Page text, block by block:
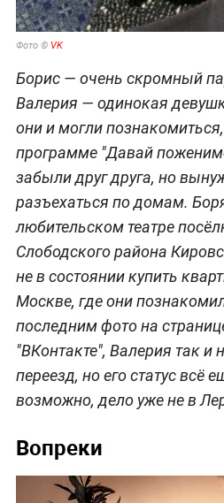
Фото © VK
Борис — очень скромный
Валерия — одинокая
они и могли
программе "Давай
забыли друг друга, но
разъехаться по домам.
любительском театре
Слободского района
не в состоянии купить
Москве, где они
последним фото на
"ВКонтакте", Валерия так и
переезд, но его статус всё
возможно, дело уже не в
Вопреки